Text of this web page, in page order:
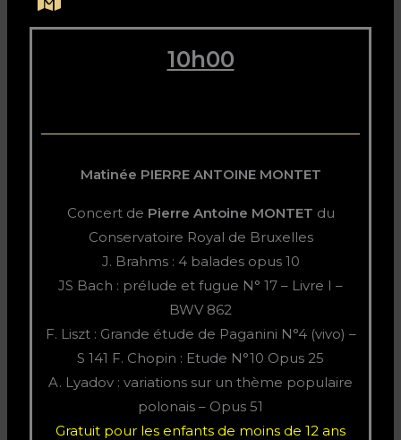
10h00
Matinée PIERRE ANTOINE MONTET
Concert de Pierre Antoine MONTET du
Conservatoire Royal de Bruxelles
J. Brahms : 4 balades opus 10
JS Bach : prélude et fugue N° 17 – Livre I –
BWV 862
F. Liszt : Grande étude de Paganini N°4 (vivo) –
S 141 F. Chopin : Etude N°10 Opus 25
A. Lyadov : variations sur un thème populaire
polonais – Opus 51
Gratuit pour les enfants de moins de 12 ans